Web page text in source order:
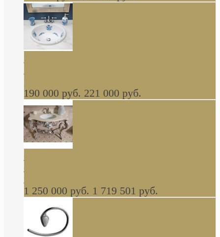
Decorated Bathroom раковина овальная
встраиваемая для ванной с рисунком синяя
роза В НАЛИЧИИ
190 000 руб. 221 000 руб.
стиле барокко, из массива дерева, светло
коричневый матовый окрас + серебро
1 250 000 руб. 1 719 501 руб.